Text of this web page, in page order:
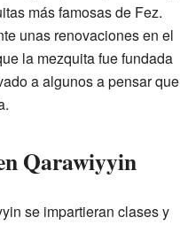
más famosas de Fez.
unas renovaciones en el
la mezquita fue fundada
a algunos a pensar que
Qarawiyyin
se impartieran clases y